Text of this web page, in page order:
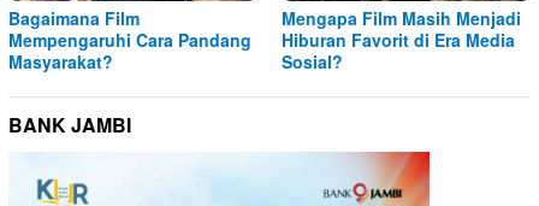
Bagaimana Film
Mempengaruhi Cara Pandang
Masyarakat?
Mengapa Film Masih Menjadi
Hiburan Favorit di Era Media
Sosial?
BANK JAMBI